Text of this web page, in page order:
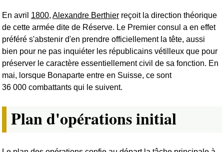
En avril 1800, Alexandre Berthier reçoit la direction théorique
de cette armée dite de Réserve. Le Premier consul a en effet
préféré s'abstenir d'en prendre officiellement la tête, aussi
bien pour ne pas inquiéter les républicains vétilleux que pour
préserver le caractère essentiellement civil de sa fonction. En
mai, lorsque Bonaparte entre en Suisse, ce sont
36 000 combattants qui le suivent.
Plan d'opérations initial